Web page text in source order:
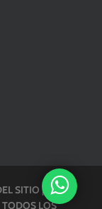
SITIO | ©
LOS